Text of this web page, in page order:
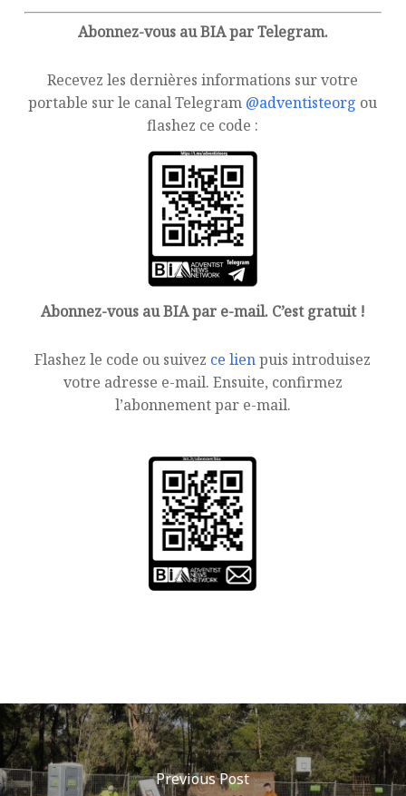
Abonnez-vous au BIA par Telegram.
Recevez les dernières informations sur votre
portable sur le canal Telegram @adventisteorg ou
flashez ce code :
Abonnez-vous au BIA par e-mail. C’est gratuit !
Flashez le code ou suivez ce lienpuis introduisez
votre adresse e-mail. Ensuite, confirmez
l’abonnement par e-mail.
Previous Post